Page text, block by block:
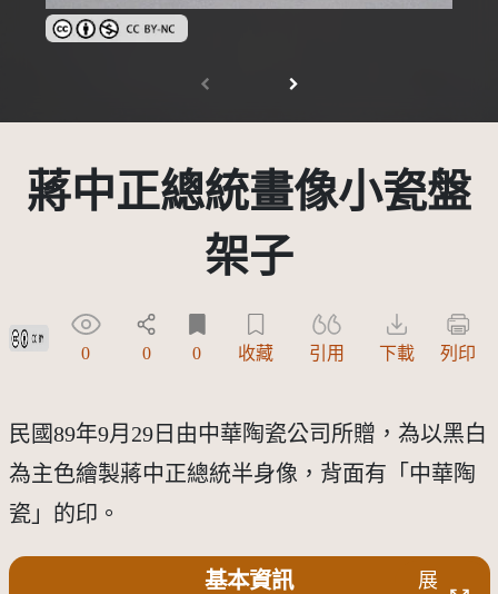
創用CC姓名標示-非商業性 3.0 台灣及其後版本(CC BY-NC 3.0
蔣中正總統畫像小瓷盤
架子
創用CC姓名標示 3.0 台灣及其後版本(CC BY 3.0 TW +)
0 0 0 收藏 引用 下載 列印
民國89年9月29日由中華陶瓷公司所贈，為以黑白
為主色繪製蔣中正總統半身像，背面有「中華陶
瓷」的印。
基本資訊
展